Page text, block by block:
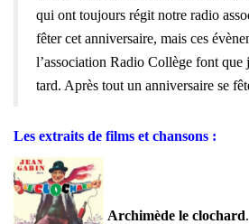
qui ont toujours régit notre radio
fêter cet anniversaire, mais ces
l’association Radio Collège font que
tard. Après tout un anniversaire se
Les extraits de films et chansons :
Archimède le clochard